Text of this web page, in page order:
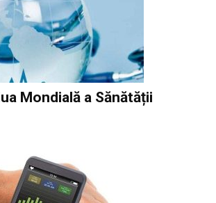
Mondială a Sănătății